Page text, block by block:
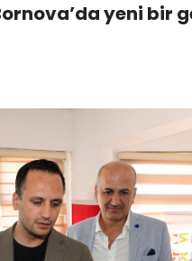
yeni bir